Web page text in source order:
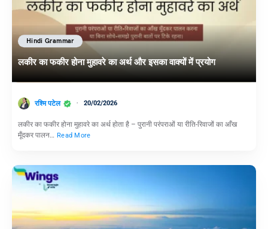
Hindi Grammar
लकीर का फकीर होना मुहावरे का अर्थ और इसका वाक्यों में प्रयोग
रश्मि पटेल 20/02/2026
लकीर का फकीर होना मुहावरे का अर्थ होता है – पुरानी परंपराओं या रीति-रिवाजों का आँख
मूँदकर पालन… Read More